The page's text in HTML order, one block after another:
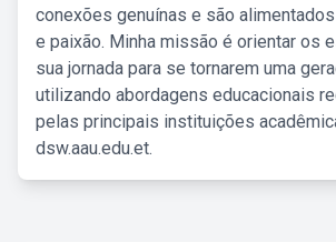
conexões genuínas e são
e paixão. Minha missão é orientar os
sua jornada para se tornarem uma
utilizando abordagens educacionais
pelas principais instituições
dsw.aau.edu.et.